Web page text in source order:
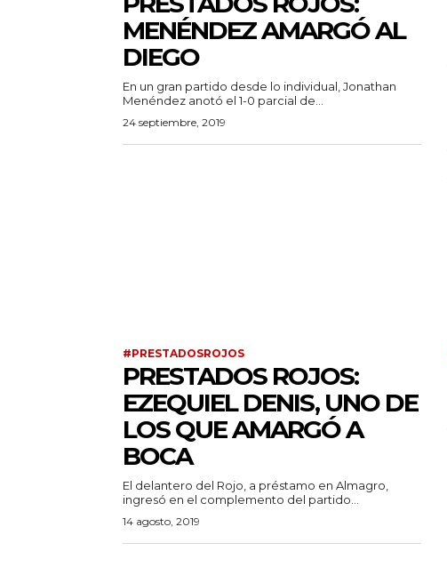
MENÉNDEZ AMARGÓ AL
DIEGO
En un gran partido desde lo individual, Jonathan
Menéndez anotó el 1-0 parcial de...
24 septiembre, 2019
#PRESTADOSROJOS
PRESTADOS ROJOS:
EZEQUIEL DENIS, UNO DE
LOS QUE AMARGÓ A
BOCA
El delantero del Rojo, a préstamo en Almagro,
ingresó en el complemento del partido...
14 agosto, 2019